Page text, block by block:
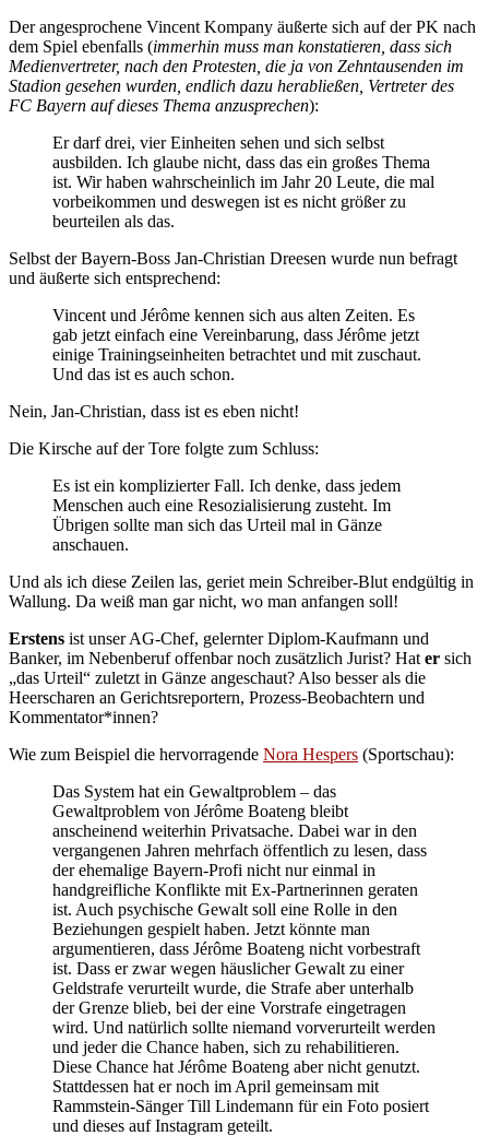
Der angesprochene Vincent Kompany äußerte sich auf der PK nach
dem Spiel ebenfalls (immerhin muss man konstatieren, dass sich
Medienvertreter, nach den Protesten, die ja von Zehntausenden im
Stadion gesehen wurden, endlich dazu herabließen, Vertreter des
FC Bayern auf dieses Thema anzusprechen):
Er darf drei, vier Einheiten sehen und sich selbst
ausbilden. Ich glaube nicht, dass das ein großes Thema
ist. Wir haben wahrscheinlich im Jahr 20 Leute, die mal
vorbeikommen und deswegen ist es nicht größer zu
beurteilen als das.
Selbst der Bayern-Boss Jan-Christian Dreesen wurde nun befragt
und äußerte sich entsprechend:
Vincent und Jérôme kennen sich aus alten Zeiten. Es
gab jetzt einfach eine Vereinbarung, dass Jérôme jetzt
einige Trainingseinheiten betrachtet und mit zuschaut.
Und das ist es auch schon.
Nein, Jan-Christian, dass ist es eben nicht!
Die Kirsche auf der Tore folgte zum Schluss:
Es ist ein komplizierter Fall. Ich denke, dass jedem
Menschen auch eine Resozialisierung zusteht. Im
Übrigen sollte man sich das Urteil mal in Gänze
anschauen.
Und als ich diese Zeilen las, geriet mein Schreiber-Blut endgültig in
Wallung. Da weiß man gar nicht, wo man anfangen soll!
Erstens ist unser AG-Chef, gelernter Diplom-Kaufmann und
Banker, im Nebenberuf offenbar noch zusätzlich Jurist? Hat er sich
„das Urteil“ zuletzt in Gänze angeschaut? Also besser als die
Heerscharen an Gerichtsreportern, Prozess-Beobachtern und
Kommentator*innen?
Wie zum Beispiel die hervorragende Nora Hespers (Sportschau):
Das System hat ein Gewaltproblem – das
Gewaltproblem von Jérôme Boateng bleibt
anscheinend weiterhin Privatsache. Dabei war in den
vergangenen Jahren mehrfach öffentlich zu lesen, dass
der ehemalige Bayern-Profi nicht nur einmal in
handgreifliche Konflikte mit Ex-Partnerinnen geraten
ist. Auch psychische Gewalt soll eine Rolle in den
Beziehungen gespielt haben. Jetzt könnte man
argumentieren, dass Jérôme Boateng nicht vorbestraft
ist. Dass er zwar wegen häuslicher Gewalt zu einer
Geldstrafe verurteilt wurde, die Strafe aber unterhalb
der Grenze blieb, bei der eine Vorstrafe eingetragen
wird. Und natürlich sollte niemand vorverurteilt werden
und jeder die Chance haben, sich zu rehabilitieren.
Diese Chance hat Jérôme Boateng aber nicht genutzt.
Stattdessen hat er noch im April gemeinsam mit
Rammstein-Sänger Till Lindemann für ein Foto posiert
und dieses auf Instagram geteilt.